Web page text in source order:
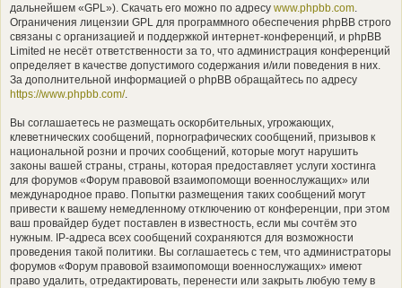
дальнейшем «GPL»). Скачать его можно по адресу www.phpbb.com.
Ограничения лицензии GPL для программного обеспечения phpBB строго
связаны с организацией и поддержкой интернет-конференций, и phpBB
Limited не несёт ответственности за то, что администрация конференций
определяет в качестве допустимого содержания и/или поведения в них.
За дополнительной информацией о phpBB обращайтесь по адресу
https://www.phpbb.com/.
Вы соглашаетесь не размещать оскорбительных, угрожающих,
клеветнических сообщений, порнографических сообщений, призывов к
национальной розни и прочих сообщений, которые могут нарушить
законы вашей страны, страны, которая предоставляет услуги хостинга
для форумов «Форум правовой взаимопомощи военнослужащих» или
международное право. Попытки размещения таких сообщений могут
привести к вашему немедленному отключению от конференции, при этом
ваш провайдер будет поставлен в известность, если мы сочтём это
нужным. IP-адреса всех сообщений сохраняются для возможности
проведения такой политики. Вы соглашаетесь с тем, что администраторы
форумов «Форум правовой взаимопомощи военнослужащих» имеют
право удалить, отредактировать, перенести или закрыть любую тему в